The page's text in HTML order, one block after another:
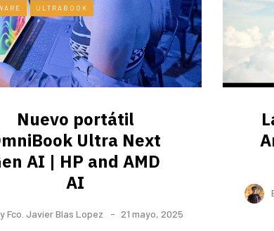
ULTRABOOK
Nuevo portátil
Ultra ​Next
AI | HP and AMD
AI
Fco. Javier Blas Lopez 21 mayo, 2025